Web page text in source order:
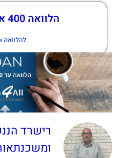
הלוואה 400 אלף ש"ח
להלוואה »
רישרד